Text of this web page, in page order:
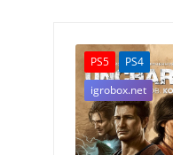
PS5
PS4
igrobox.net